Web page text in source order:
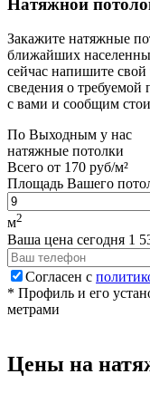
Натяжной
Закажите натяжные
ближайших
сейчас напишите свой
сведения о
с вами и сообщим
По Выходным у нас
натяжные потолки
Всего от 170 руб/м²
Площадь Вашего
м2
Ваша цена сегодня 1
Согласен с
* Профиль и его
метрами
Цены на